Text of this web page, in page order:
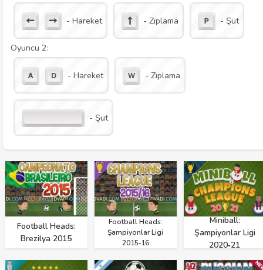
- Hareket - Zıplama - Şut
Oyuncu 2:
- Hareket - Zıplama
- Şut
Football Heads:
Brezilya 2015
Football Heads:
Şampiyonlar Ligi
2015‑16
Miniball:
Şampiyonlar Ligi
2020‑21